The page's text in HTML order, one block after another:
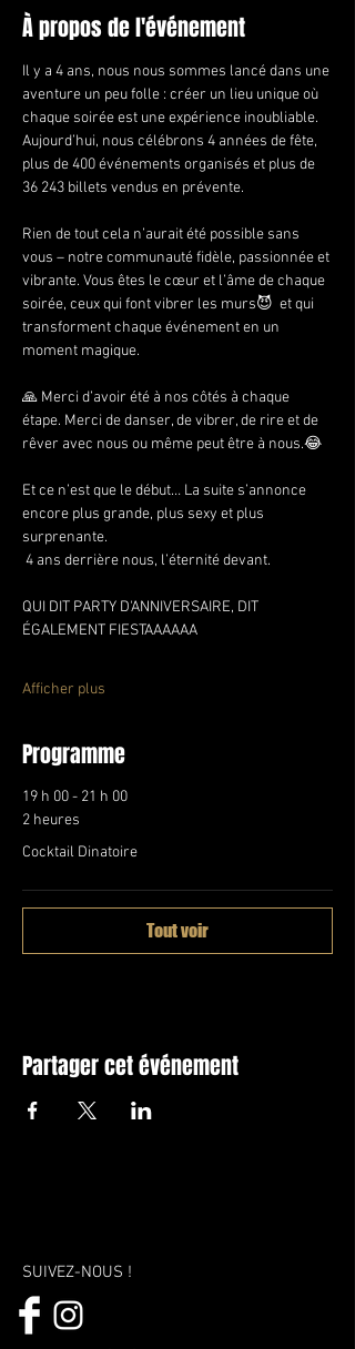
À propos de l'événement
Il y a 4 ans, nous nous sommes lancé dans une
aventure un peu folle : créer un lieu unique où
chaque soirée est une expérience inoubliable.
Aujourd’hui, nous célébrons 4 années de fête,
plus de 400 événements organisés et plus de
36 243 billets vendus en prévente.
Rien de tout cela n’aurait été possible sans
vous – notre communauté fidèle, passionnée et
vibrante. Vous êtes le cœur et l’âme de chaque
soirée, ceux qui font vibrer les murs😈  et qui
transforment chaque événement en un
moment magique.
🙏 Merci d’avoir été à nos côtés à chaque
étape. Merci de danser, de vibrer, de rire et de
rêver avec nous ou même peut être à nous.😂
Et ce n’est que le début… La suite s’annonce
encore plus grande, plus sexy et plus
surprenante.
4 ans derrière nous, l’éternité devant.
QUI DIT PARTY D'ANNIVERSAIRE, DIT
ÉGALEMENT FIESTAAAAAA
Afficher plus
Programme
19 h 00 - 21 h 00
2 heures
Cocktail Dinatoire
Tout voir
Partager cet événement
SUIVEZ-NOUS !